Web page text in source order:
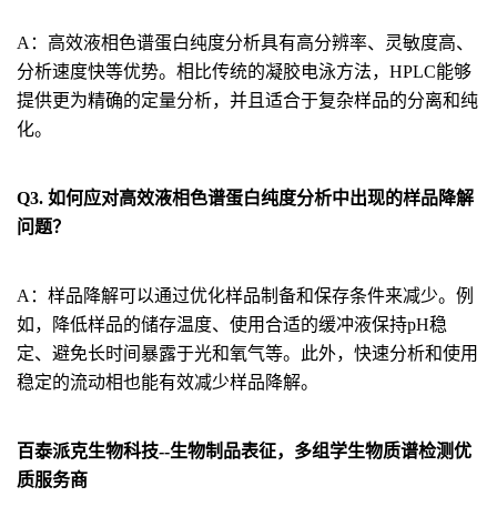
A：高效液相色谱蛋白纯度分析具有高分辨率、灵敏度高、
分析速度快等优势。相比传统的凝胶电泳方法，HPLC能够
提供更为精确的定量分析，并且适合于复杂样品的分离和纯
化。
Q3. 如何应对高效液相色谱蛋白纯度分析中出现的样品降解
问题？
A：样品降解可以通过优化样品制备和保存条件来减少。例
如，降低样品的储存温度、使用合适的缓冲液保持pH稳
定、避免长时间暴露于光和氧气等。此外，快速分析和使用
稳定的流动相也能有效减少样品降解。
百泰派克生物科技--生物制品表征，多组学生物质谱检测优
质服务商